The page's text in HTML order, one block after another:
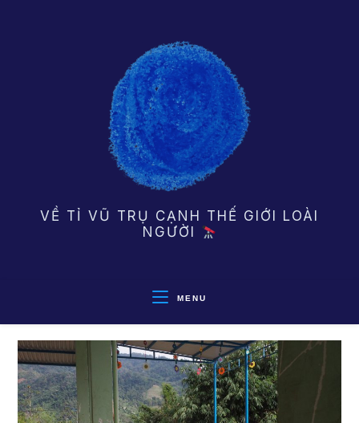
VỀ TỈ VŨ TRỤ CẠNH THẾ GIỚI LOÀI
NGƯỜI
MENU